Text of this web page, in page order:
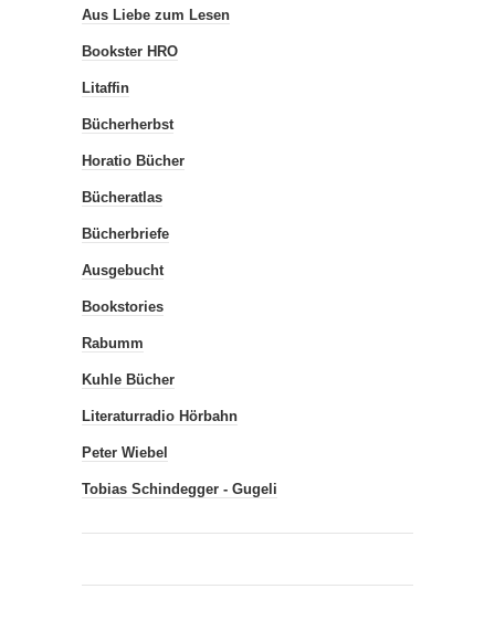
Aus Liebe zum Lesen
Bookster HRO
Litaffin
Bücherherbst
Horatio Bücher
Bücheratlas
Bücherbriefe
Ausgebucht
Bookstories
Rabumm
Kuhle Bücher
Literaturradio Hörbahn
Peter Wiebel
Tobias Schindegger - Gugeli